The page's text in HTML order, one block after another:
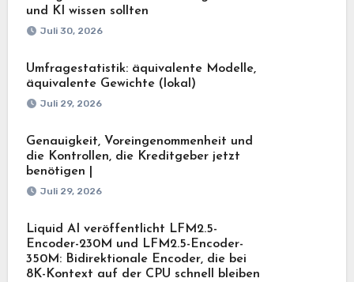
und KI wissen sollten
Juli 30, 2026
Umfragestatistik: äquivalente Modelle,
äquivalente Gewichte (lokal)
Juli 29, 2026
Genauigkeit, Voreingenommenheit und
die Kontrollen, die Kreditgeber jetzt
benötigen |
Juli 29, 2026
Liquid AI veröffentlicht LFM2.5-
Encoder-230M und LFM2.5-Encoder-
350M: Bidirektionale Encoder, die bei
8K-Kontext auf der CPU schnell bleiben